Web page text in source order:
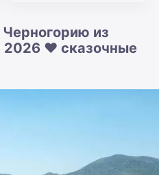
из
2026 ❤️ сказочные